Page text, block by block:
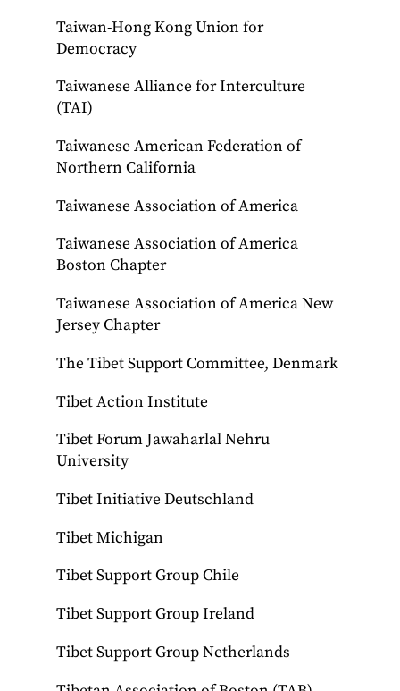
Taiwan-Hong Kong Union for
Democracy
Taiwanese Alliance for Interculture
(TAI)
Taiwanese American Federation of
Northern California
Taiwanese Association of America
Taiwanese Association of America
Boston Chapter
Taiwanese Association of America New
Jersey Chapter
The Tibet Support Committee, Denmark
Tibet Action Institute
Tibet Forum Jawaharlal Nehru
University
Tibet Initiative Deutschland
Tibet Michigan
Tibet Support Group Chile
Tibet Support Group Ireland
Tibet Support Group Netherlands